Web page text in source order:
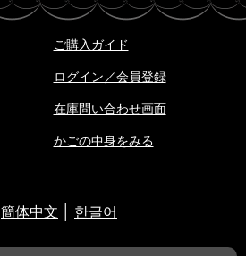
ご購入ガイド
ログイン／会員登録
在庫問い合わせ画面
かごの中身をみる
簡体中文 한글어